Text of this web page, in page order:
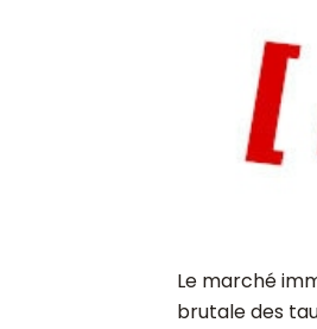
Le marché
brutale des